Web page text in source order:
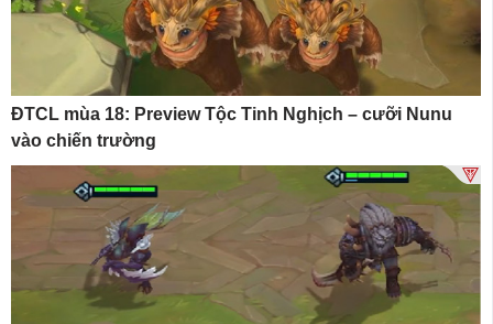
ĐTCL mùa 18: Preview Tộc Tinh Nghịch – cưỡi Nunu
vào chiến trường